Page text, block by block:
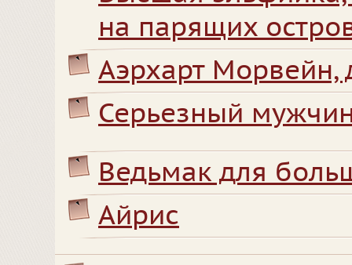
на парящих
Аэрхарт Морвейн,
Серьезный
Ведьмак для
Айрис